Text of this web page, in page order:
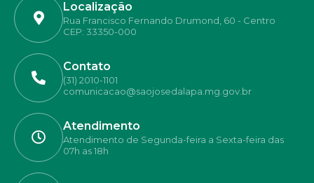
Localização
Rua Francisco Fernando Drumond, 60 - Centro
CEP: 33350-000
Contato
(31) 2010-1101
comunicacao@saojosedalapa.mg.gov.br
Atendimento
Atendimento de Segunda-feira a Sexta-feira das
07h as 18h